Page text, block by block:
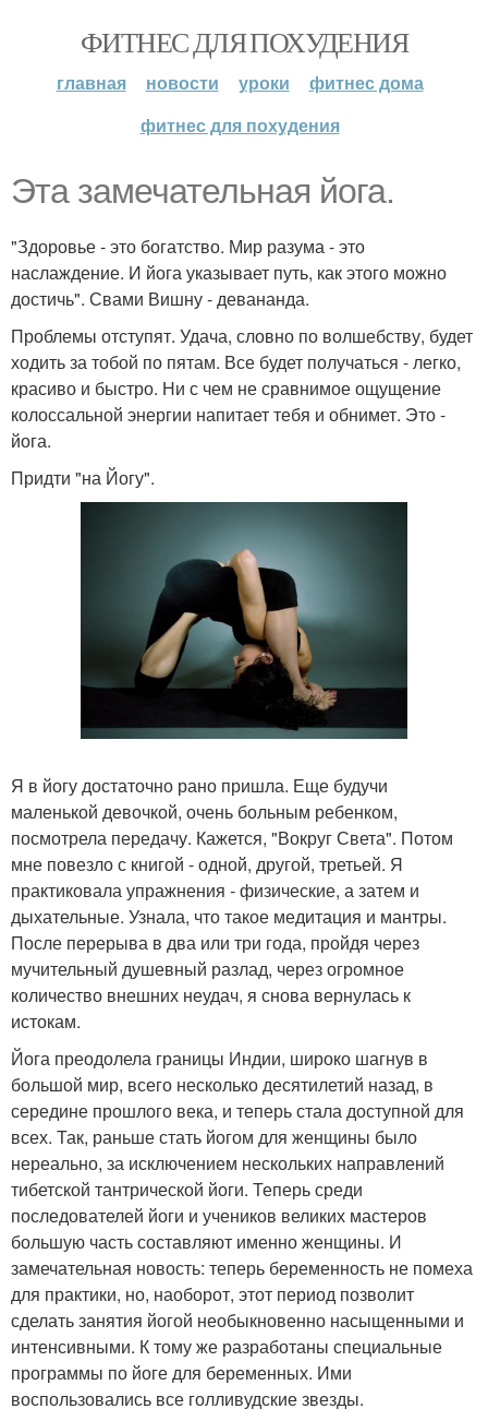
ФИТНЕС ДЛЯ ПОХУДЕНИЯ
главная новости уроки
фитнес дома
фитнес для похудения
Эта замечательная йога.
"Здоровье - это богатство. Мир разума - это
наслаждение. И йога указывает путь, как этого можно
достичь". Свами Вишну - девананда.
Проблемы отступят. Удача, словно по волшебству, будет
ходить за тобой по пятам. Все будет получаться - легко,
красиво и быстро. Ни с чем не сравнимое ощущение
колоссальной энергии напитает тебя и обнимет. Это -
йога.
Придти "на Йогу".
Я в йогу достаточно рано пришла. Еще будучи
маленькой девочкой, очень больным ребенком,
посмотрела передачу. Кажется, "Вокруг Света". Потом
мне повезло с книгой - одной, другой, третьей. Я
практиковала упражнения - физические, а затем и
дыхательные. Узнала, что такое медитация и мантры.
После перерыва в два или три года, пройдя через
мучительный душевный разлад, через огромное
количество внешних неудач, я снова вернулась к
истокам.
Йога преодолела границы Индии, широко шагнув в
большой мир, всего несколько десятилетий назад, в
середине прошлого века, и теперь стала доступной для
всех. Так, раньше стать йогом для женщины было
нереально, за исключением нескольких направлений
тибетской тантрической йоги. Теперь среди
последователей йоги и учеников великих мастеров
большую часть составляют именно женщины. И
замечательная новость: теперь беременность не помеха
для практики, но, наоборот, этот период позволит
сделать занятия йогой необыкновенно насыщенными и
интенсивными. К тому же разработаны специальные
программы по йоге для беременных. Ими
воспользовались все голливудские звезды.